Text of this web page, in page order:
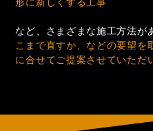
など、さまざまな施工方法が
こまで直すか、などの要望を
に合せてご提案させていただ